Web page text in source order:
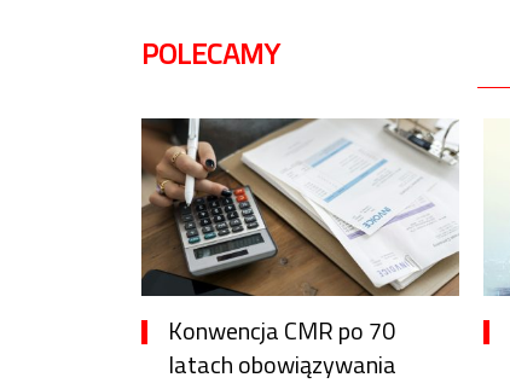
POLECAMY
Konwencja CMR po 70
latach obowiązywania